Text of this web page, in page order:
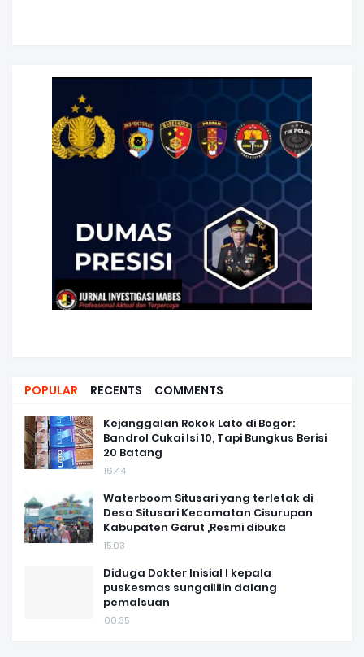
POPULAR RECENTS COMMENTS
Kejanggalan Rokok Lato di Bogor:
Bandrol Cukai Isi 10, Tapi Bungkus Berisi
20 Batang
16.44
Waterboom Situsari yang terletak di
Desa Situsari Kecamatan Cisurupan
Kabupaten Garut ,Resmi dibuka
15.03
Diduga Dokter Inisial I kepala
puskesmas sungaililin dalang
pemalsuan
00.35